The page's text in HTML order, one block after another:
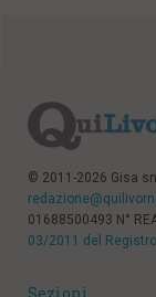
© 2011-2026 Gisa
01688500493 N°
03/2011 del